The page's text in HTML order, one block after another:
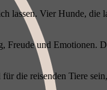
lassen. Vier Hunde, die
Freude und Emotionen.
die reisenden Tiere